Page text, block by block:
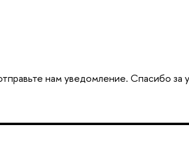
нам уведомление. Спасибо за